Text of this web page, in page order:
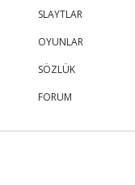
SLAYTLAR
OYUNLAR
SÖZLÜK
FORUM